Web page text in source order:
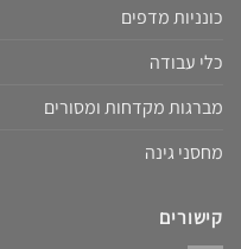
כונניות מדפים
כלי עבודה
מברגות מקדחות ומסורים
מחסני גינה
קישורים